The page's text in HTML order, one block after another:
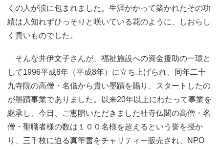
くの人が涙に包まれました。生涯かかって築かれたその功
績は人知れずひっそりと咲いている花のように、しおらし
く貴いものでした。
そんな井伊文子さんが、福祉施設への資金援助の一環と
して1996平成8年（平成8年）に立ち上げられ、同年二十
九寺院の高僧・名僧から貴い墨蹟を賜り、スタートしたの
が墨蹟事業でありました。以来20年以上にわたって事業を
継承し、今日、ご恵贈いただきました社寺仏閣の高僧・名
僧・聖職者様の数は１００名様を超えるという誉を授か
り、三千枚に迫る真筆書をチャリティー販売され、NPO